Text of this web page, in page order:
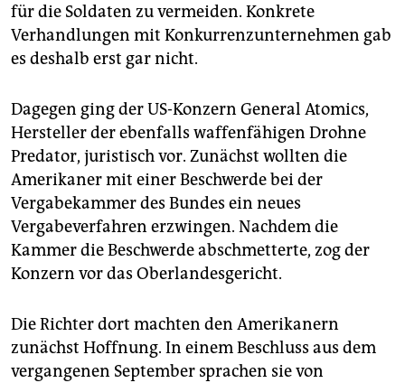
für die Soldaten zu vermeiden. Konkrete
Verhandlungen mit Konkurrenzunternehmen gab
es deshalb erst gar nicht.
Dagegen ging der US-Konzern General Atomics,
Hersteller der ebenfalls waffenfähigen Drohne
Predator, juristisch vor. Zunächst wollten die
Amerikaner mit einer Beschwerde bei der
Vergabekammer des Bundes ein neues
Vergabeverfahren erzwingen. Nachdem die
Kammer die Beschwerde abschmetterte, zog der
Konzern vor das Oberlandesgericht.
Die Richter dort machten den Amerikanern
zunächst Hoffnung. In einem Beschluss aus dem
vergangenen September sprachen sie von